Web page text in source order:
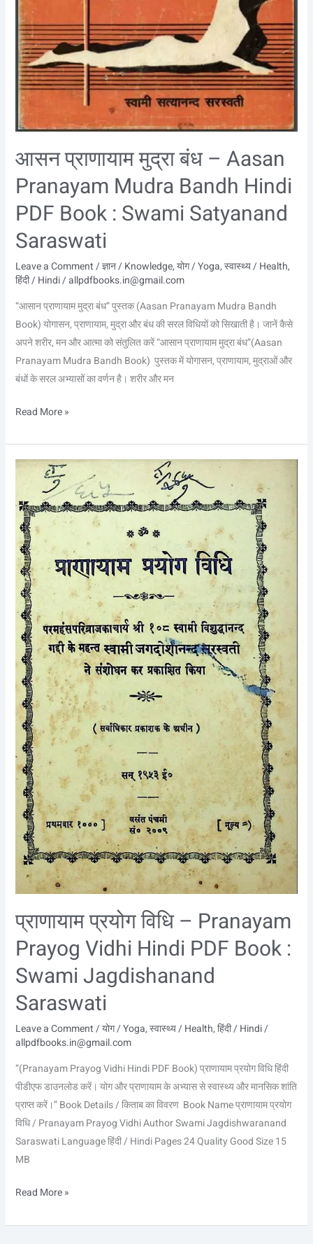
आसन प्राणायाम मुद्रा बंध – Aasan
Pranayam Mudra Bandh Hindi
PDF Book : Swami Satyanand
Saraswati
Leave a Comment/ज्ञान / Knowledge,योग / Yoga,स्वास्थ्य / Health,
हिंदी / Hindi/allpdfbooks.in@gmail.com
“आसान प्राणायाम मुद्रा बंध” पुस्तक (Aasan Pranayam Mudra Bandh
Book) योगासन, प्राणायाम, मुद्रा और बंध की सरल विधियों को सिखाती है। जानें कैसे
अपने शरीर, मन और आत्मा को संतुलित करें “आसान प्राणायाम मुद्रा बंध”(Aasan
Pranayam Mudra Bandh Book) पुस्तक में योगासन, प्राणायाम, मुद्राओं और
बंधों के सरल अभ्यासों का वर्णन है। शरीर और मन
Read More »
प्राणायाम प्रयोग विधि – Pranayam
Prayog Vidhi Hindi PDF Book :
Swami Jagdishanand
Saraswati
Leave a Comment/योग / Yoga,स्वास्थ्य / Health,हिंदी / Hindi/
allpdfbooks.in@gmail.com
“(Pranayam Prayog Vidhi Hindi PDF Book) प्राणायाम प्रयोग विधि हिंदी
पीडीएफ डाउनलोड करें। योग और प्राणायाम के अभ्यास से स्वास्थ्य और मानसिक शांति
प्राप्त करें।” Book Details / किताब का विवरण Book Name प्राणायाम प्रयोग
विधि / Pranayam Prayog Vidhi Author Swami Jagdishwaranand
Saraswati Language हिंदी / Hindi Pages 24 Quality Good Size 15
MB
प्राणायाम
विधि
–
Pranayam
Prayog
Vidhi
Hindi
PDF
Book
Swami
Jagdishanand
Saraswati
Read More »